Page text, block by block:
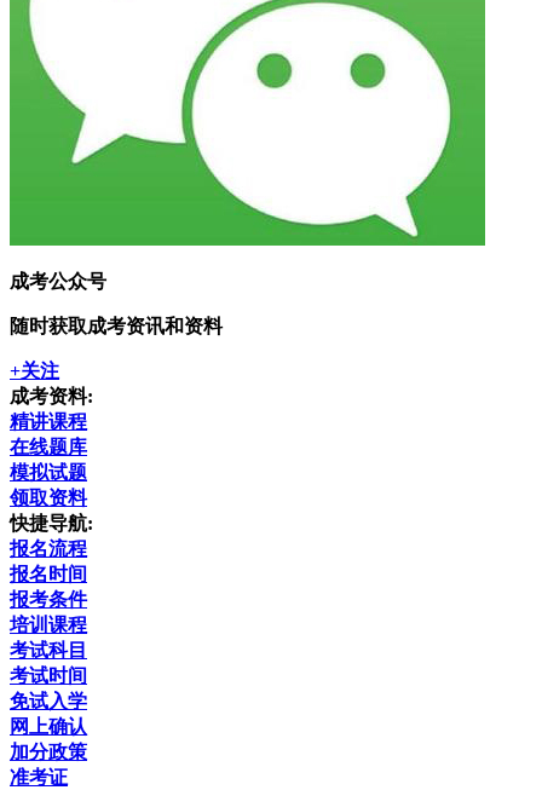
成考公众号
随时获取成考资讯和资料
+关注
成考资料:
精讲课程
在线题库
模拟试题
领取资料
快捷导航:
报名流程
报名时间
报考条件
培训课程
考试科目
考试时间
免试入学
网上确认
加分政策
准考证